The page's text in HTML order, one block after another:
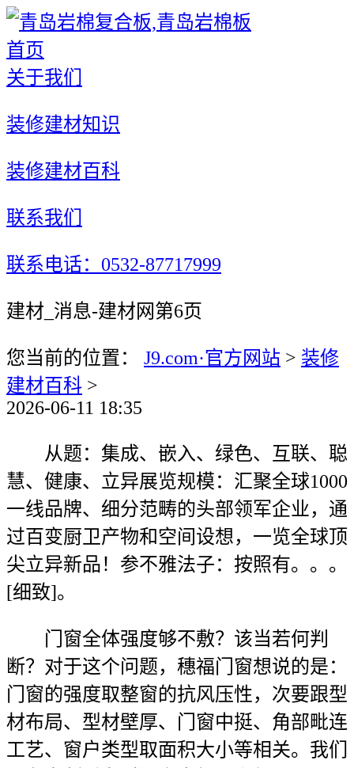
首页
关于我们
装修建材知识
装修建材百科
联系我们
联系电话：0532-87717999
建材_消息-建材网第6页
您当前的位置： J9.com·官方网站 > 装修
建材百科 >
2026-06-11 18:35
从题：集成、嵌入、绿色、互联、聪
慧、健康、立异展览规模：汇聚全球1000
一线品牌、细分范畴的头部领军企业，通
过百变厨卫产物和空间设想，一览全球顶
尖立异新品！参不雅法子：按照有。。。
[细致]。
门窗全体强度够不敷？该当若何判
断？对于这个问题，穗福门窗想说的是：
门窗的强度取整窗的抗风压性，次要跟型
材布局、型材壁厚、门窗中挺、角部毗连
工艺、窗户类型取面积大小等相关。我们